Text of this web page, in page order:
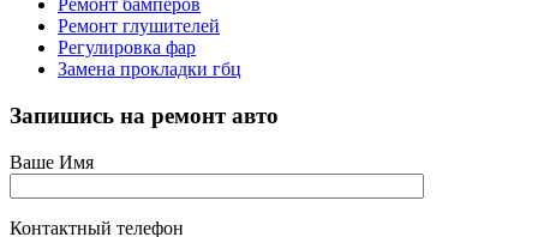
Ремонт бамперов
Ремонт глушителей
Регулировка фар
Замена прокладки гбц
Запишись на ремонт авто
Ваше Имя
Контактный телефон